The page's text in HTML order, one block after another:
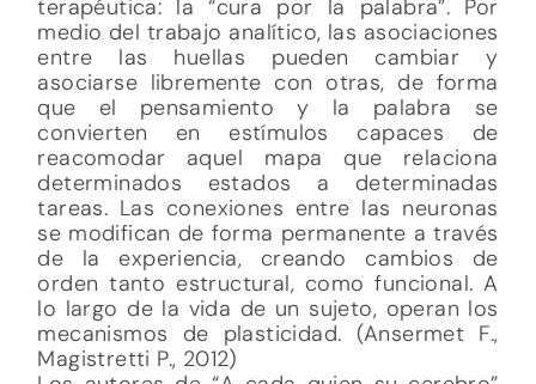
terapéutica: la “cura por la palabra”. Por
medio del trabajo analítico, las asociaciones
entre las huellas pueden cambiar y
asociarse libremente con otras, de forma
que el pensamiento y la palabra se
convierten en estímulos capaces de
reacomodar aquel mapa que relaciona
determinados estados a determinadas
tareas. Las conexiones entre las neuronas
se modifican de forma permanente a través
de la experiencia, creando cambios de
orden tanto estructural, como funcional. A
lo largo de la vida de un sujeto, operan los
mecanismos de plasticidad. (Ansermet F.,
Magistretti P., 2012)